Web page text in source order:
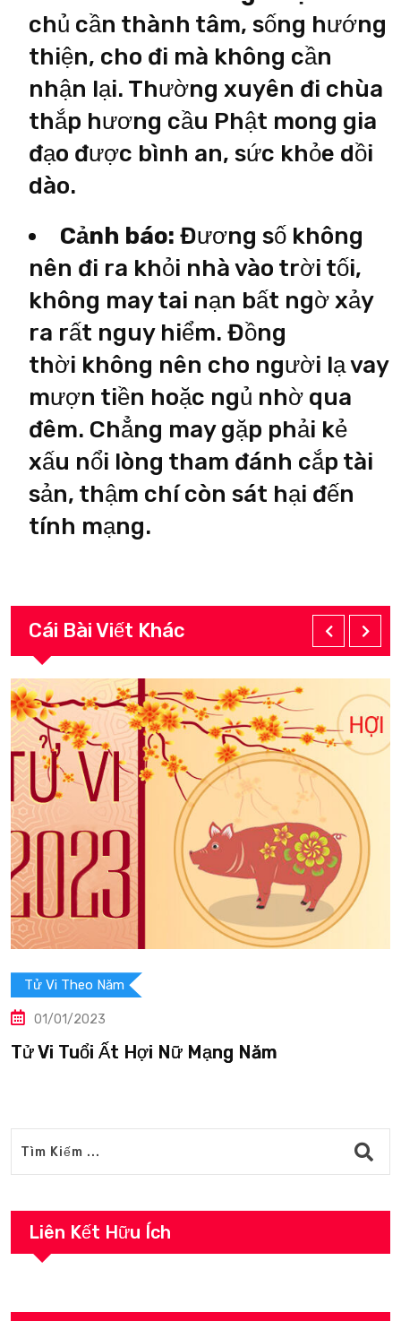
chủ cần thành tâm, sống hướng
thiện, cho đi mà không cần
nhận lại. Thường xuyên đi chùa
thắp hương cầu Phật mong gia
đạo được bình an, sức khỏe dồi
dào.
Cảnh báo: Đương số không
nên đi ra khỏi nhà vào trời tối,
không may tai nạn bất ngờ xảy
ra rất nguy hiểm. Đồng
thời không nên cho người lạ vay
mượn tiền hoặc ngủ nhờ qua
đêm. Chẳng may gặp phải kẻ
xấu nổi lòng tham đánh cắp tài
sản, thậm chí còn sát hại đến
tính mạng.
Cái Bài Viết Khác
Nữ Mạng Năm Tử Vi Tuổi Ất
Liên Kết Hữu Ích